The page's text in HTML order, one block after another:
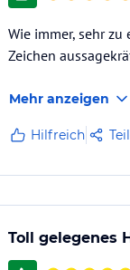
Wie immer, sehr
Zeichen
Mehr anzeigen
Hilfreich
Toll gelegenes